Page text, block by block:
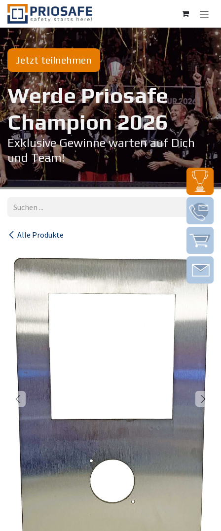
Zum Inhalt springen
Jetzt teilnehmen
Werde Priosafe
Champion 20​26
Exklusive Gewinne warten auf Dich
und Team!
Alle Produkte